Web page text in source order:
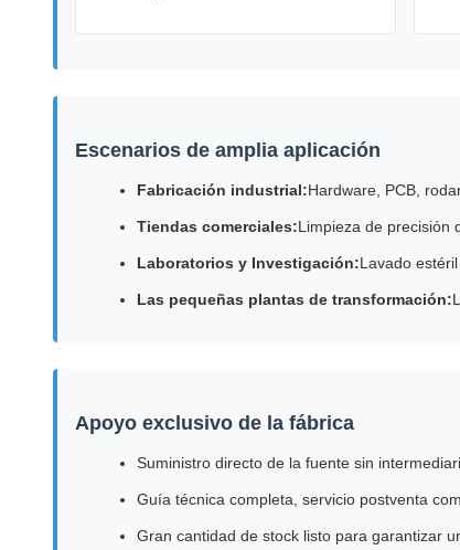
Escenarios de amplia aplicación
Fabricación industrial:Hardware, PCB,
Tiendas comerciales:Limpieza de precisión
Laboratorios y Investigación:Lavado
Las pequeñas plantas de transformación:
Apoyo exclusivo de la fábrica
Suministro directo de la fuente sin
Guía técnica completa, servicio postventa
Gran cantidad de stock listo para garantizar